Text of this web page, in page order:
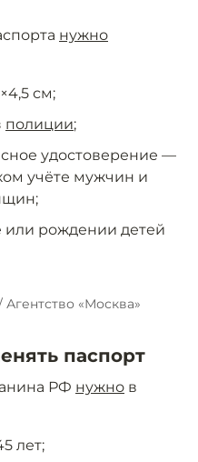
нужно
см;
полиции;
удостоверение —
учёте мужчин и
или рождении детей
«Москва»
паспорт
РФ нужно в
лет;